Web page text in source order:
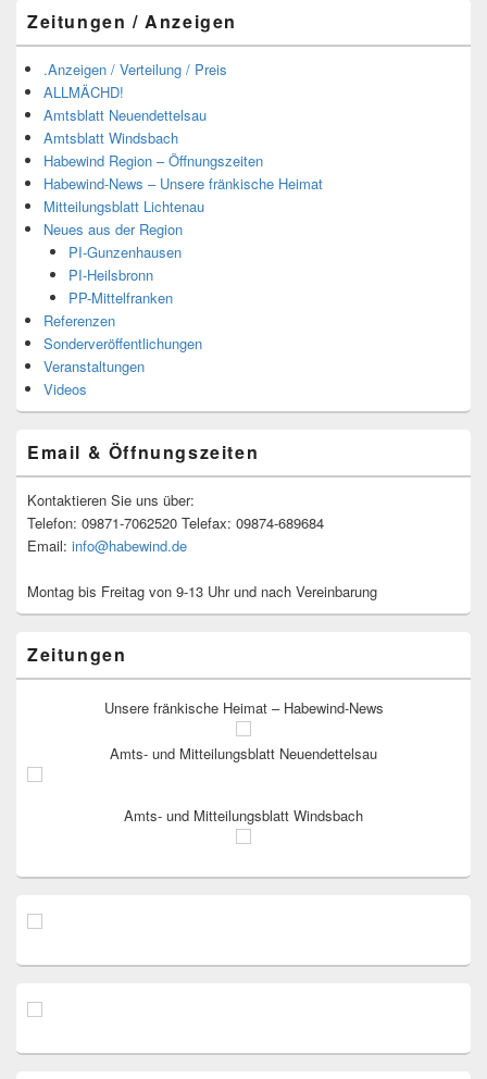
Zeitungen / Anzeigen
.Anzeigen / Verteilung / Preis
ALLMÄCHD!
Amtsblatt Neuendettelsau
Amtsblatt Windsbach
Habewind Region – Öffnungszeiten
Habewind-News – Unsere fränkische Heimat
Mitteilungsblatt Lichtenau
Neues aus der Region
PI-Gunzenhausen
PI-Heilsbronn
PP-Mittelfranken
Referenzen
Sonderveröffentlichungen
Veranstaltungen
Videos
Email & Öffnungszeiten
Kontaktieren Sie uns über:
Telefon: 09871-7062520 Telefax: 09874-689684
Email: info@habewind.de
Montag bis Freitag von 9-13 Uhr und nach Vereinbarung
Zeitungen
Unsere fränkische Heimat – Habewind-News
Amts- und Mitteilungsblatt Neuendettelsau
Amts- und Mitteilungsblatt Windsbach